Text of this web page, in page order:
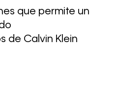
que permite un
de Calvin Klein